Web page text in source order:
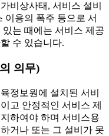
비상사태, 서비스 설비
이용의 폭주 등으로 서
는 때에는 서비스 제공
수 있습니다.
의무)
정보원에 설치된 서비
고 안정적인 서비스 제
하여야 하며 서비스용
거나 또는 그 설비가 못